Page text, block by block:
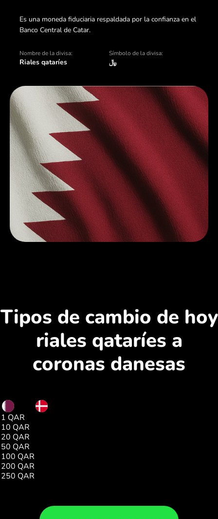
Es una moneda fiduciaria respaldada por la confianza en el
Banco Central de Catar.
Nombre de la divisa:
Riales qataríes
Símbolo de la divisa:
﷼
Tipos de cambio de hoy
riales qataríes a
coronas danesas
1 QAR
10 QAR
20 QAR
50 QAR
100 QAR
200 QAR
250 QAR